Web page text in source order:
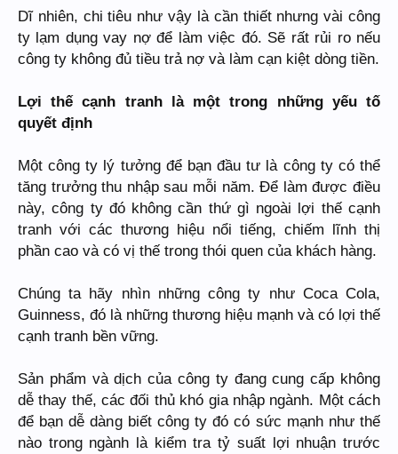
Dĩ nhiên, chi tiêu như vậy là cần thiết nhưng vài công
ty lạm dụng vay nợ để làm việc đó. Sẽ rất rủi ro nếu
công ty không đủ tiều trả nợ và làm cạn kiệt dòng tiền.
Lợi thế cạnh tranh là một trong những yếu tố
quyết định
Một công ty lý tưởng để bạn đầu tư là công ty có thể
tăng trưởng thu nhập sau mỗi năm. Để làm được điều
này, công ty đó không cần thứ gì ngoài lợi thế cạnh
tranh với các thương hiệu nổi tiếng, chiếm lĩnh thị
phần cao và có vị thế trong thói quen của khách hàng.
Chúng ta hãy nhìn những công ty như Coca Cola,
Guinness, đó là những thương hiệu mạnh và có lợi thế
cạnh tranh bền vững.
Sản phẩm và dịch của công ty đang cung cấp không
dễ thay thế, các đối thủ khó gia nhập ngành. Một cách
để bạn dễ dàng biết công ty đó có sức mạnh như thế
nào trong ngành là kiểm tra tỷ suất lợi nhuận trước